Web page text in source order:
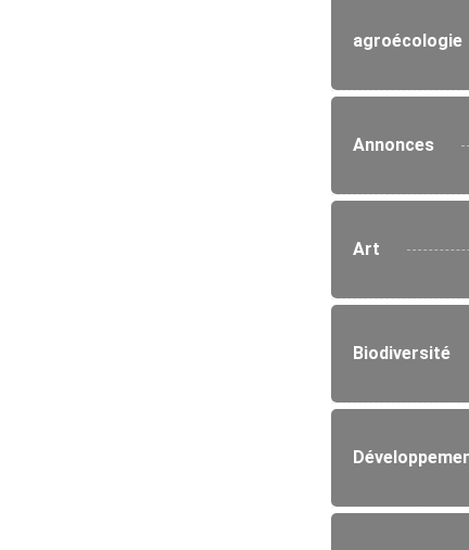
agroécologie
Annonces
Art
Biodiversité